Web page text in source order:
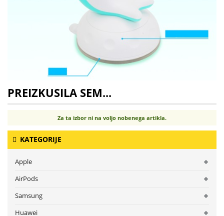
PREIZKUSILA SEM...
Za ta izbor ni na voljo nobenega artikla.
KATEGORIJE
Apple
AirPods
Samsung
Huawei